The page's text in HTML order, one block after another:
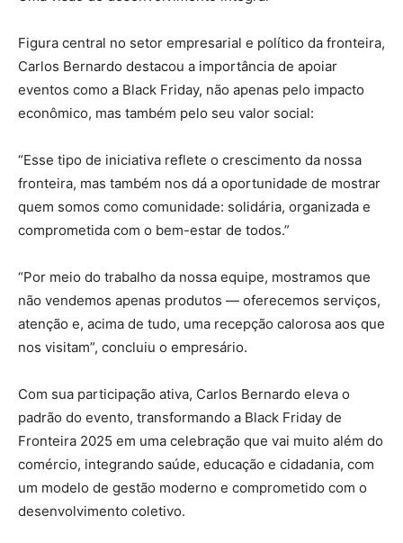
Figura central no setor empresarial e político da fronteira,
Carlos Bernardo destacou a importância de apoiar
eventos como a Black Friday, não apenas pelo impacto
econômico, mas também pelo seu valor social:
“Esse tipo de iniciativa reflete o crescimento da nossa
fronteira, mas também nos dá a oportunidade de mostrar
quem somos como comunidade: solidária, organizada e
comprometida com o bem-estar de todos.”
“Por meio do trabalho da nossa equipe, mostramos que
não vendemos apenas produtos — oferecemos serviços,
atenção e, acima de tudo, uma recepção calorosa aos que
nos visitam”, concluiu o empresário.
Com sua participação ativa, Carlos Bernardo eleva o
padrão do evento, transformando a Black Friday de
Fronteira 2025 em uma celebração que vai muito além do
comércio, integrando saúde, educação e cidadania, com
um modelo de gestão moderno e comprometido com o
desenvolvimento coletivo.